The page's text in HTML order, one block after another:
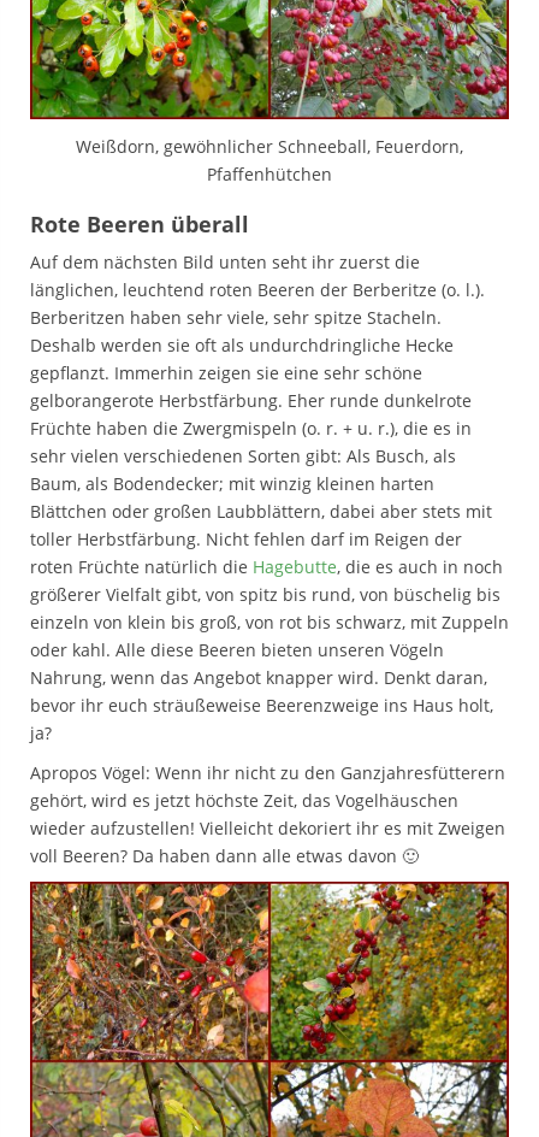
Weißdorn, gewöhnlicher Schneeball, Feuerdorn,
Pfaffenhütchen
Rote Beeren überall
Auf dem nächsten Bild unten seht ihr zuerst die
länglichen, leuchtend roten Beeren der Berberitze (o. l.).
Berberitzen haben sehr viele, sehr spitze Stacheln.
Deshalb werden sie oft als undurchdringliche Hecke
gepflanzt. Immerhin zeigen sie eine sehr schöne
gelborangerote Herbstfärbung. Eher runde dunkelrote
Früchte haben die Zwergmispeln (o. r. + u. r.), die es in
sehr vielen verschiedenen Sorten gibt: Als Busch, als
Baum, als Bodendecker; mit winzig kleinen harten
Blättchen oder großen Laubblättern, dabei aber stets mit
toller Herbstfärbung. Nicht fehlen darf im Reigen der
roten Früchte natürlich die Hagebutte, die es auch in noch
größerer Vielfalt gibt, von spitz bis rund, von büschelig bis
einzeln von klein bis groß, von rot bis schwarz, mit Zuppeln
oder kahl. Alle diese Beeren bieten unseren Vögeln
Nahrung, wenn das Angebot knapper wird. Denkt daran,
bevor ihr euch sträußeweise Beerenzweige ins Haus holt,
ja?
Apropos Vögel: Wenn ihr nicht zu den Ganzjahresfütterern
gehört, wird es jetzt höchste Zeit, das Vogelhäuschen
wieder aufzustellen! Vielleicht dekoriert ihr es mit Zweigen
voll Beeren? Da haben dann alle etwas davon 🙂